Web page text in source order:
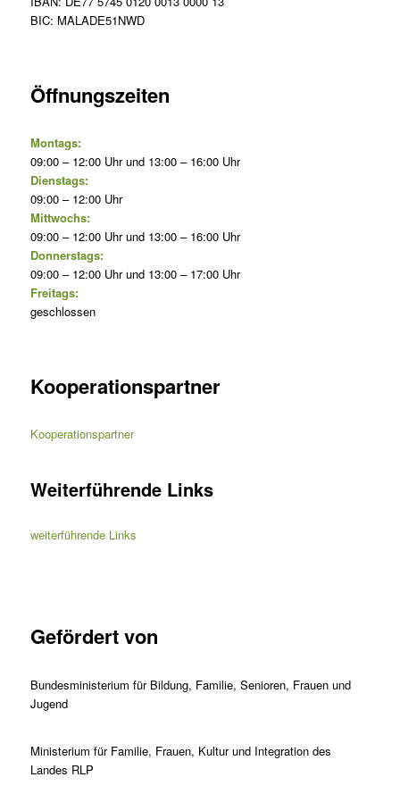
BIC: MALADE51NWD
Öffnungszeiten
Montags:
09:00 – 12:00 Uhr und 13:00 – 16:00 Uhr
Dienstags:
09:00 – 12:00 Uhr
Mittwochs:
09:00 – 12:00 Uhr und 13:00 – 16:00 Uhr
Donnerstags:
09:00 – 12:00 Uhr und 13:00 – 17:00 Uhr
Freitags:
geschlossen
Kooperationspartner
Kooperationspartner
Weiterführende Links
weiterführende Links
Gefördert von
Bundesministerium für Bildung, Familie, Senioren, Frauen und
Jugend
Ministerium für Familie, Frauen, Kultur und Integration des
Landes RLP